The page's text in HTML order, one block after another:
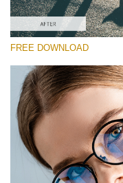
FREE DOWNLOAD